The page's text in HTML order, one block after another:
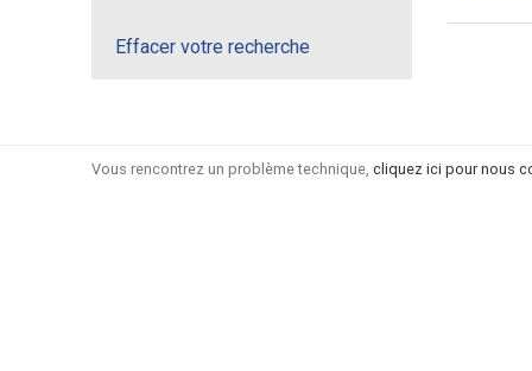
Effacer votre recherche
Vous rencontrez un problème technique, cliquez ici pour nous